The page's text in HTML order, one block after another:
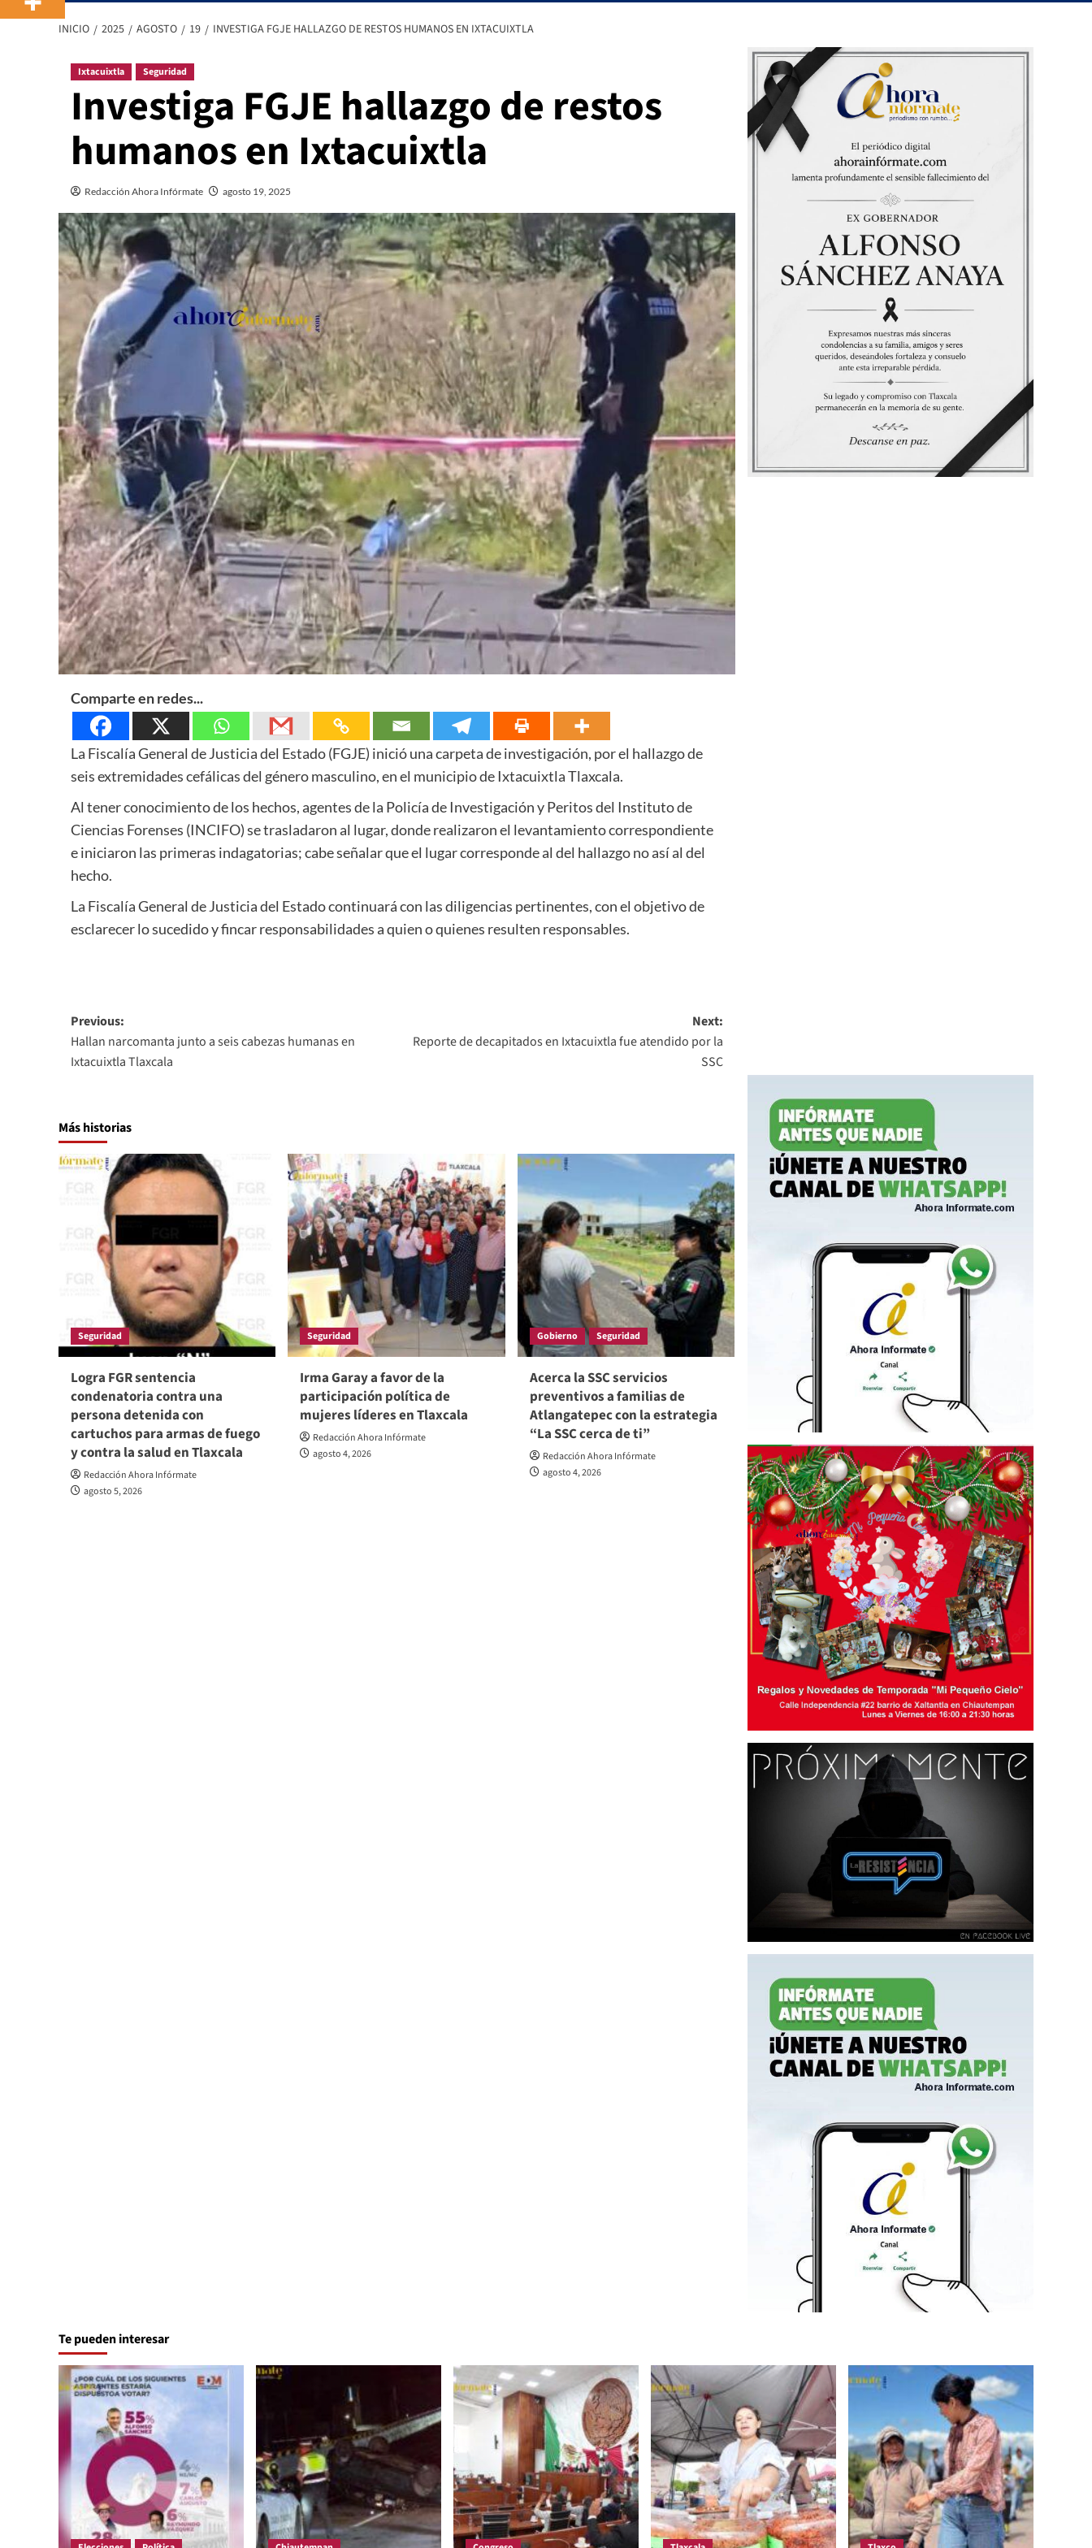
INICIO 2025 AGOSTO 19 INVESTIGA FGJE HALLAZGO DE RESTOS HUMANOS EN IXTACUIXTLA
Ixtacuixtla Seguridad
Investiga FGJE hallazgo de restos
humanos en Ixtacuixtla
Redacción Ahora Infórmate agosto 19, 2025
Comparte en redes...
La Fiscalía General de Justicia del Estado (FGJE) inició una carpeta de investigación, por el hallazgo de
seis extremidades cefálicas del género masculino, en el municipio de Ixtacuixtla Tlaxcala.
Al tener conocimiento de los hechos, agentes de la Policía de Investigación y Peritos del Instituto de
Ciencias Forenses (INCIFO) se trasladaron al lugar, donde realizaron el levantamiento correspondiente
e iniciaron las primeras indagatorias; cabe señalar que el lugar corresponde al del hallazgo no así al del
hecho.
La Fiscalía General de Justicia del Estado continuará con las diligencias pertinentes, con el objetivo de
esclarecer lo sucedido y fincar responsabilidades a quien o quienes resulten responsables.
Post
navigation
Previous:
Hallan narcomanta junto a seis cabezas humanas en
Ixtacuixtla Tlaxcala
Next:
Reporte de decapitados en Ixtacuixtla fue atendido por la
SSC
Más historias
Seguridad
Logra FGR sentencia
condenatoria contra una
persona detenida con
cartuchos para armas de fuego
y contra la salud en Tlaxcala
Redacción Ahora Infórmate
agosto 5, 2026
Seguridad
Irma Garay a favor de la
participación política de
mujeres líderes en Tlaxcala
Redacción Ahora Infórmate
agosto 4, 2026
Gobierno Seguridad
Acerca la SSC servicios
preventivos a familias de
Atlangatepec con la estrategia
“La SSC cerca de ti”
Redacción Ahora Infórmate
agosto 4, 2026
Te pueden interesar